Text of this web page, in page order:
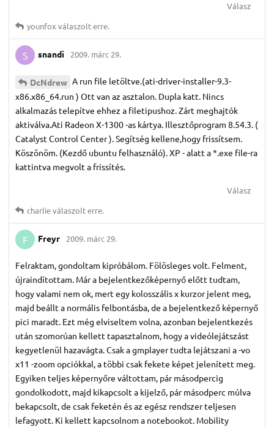
Válasz
younfox válaszolt erre.
S snandi 2009. márc 29.
DcNdrew A run file letöltve.(ati-driver-installer-9.3-
x86.x86_64.run ) Ott van az asztalon. Dupla katt. Nincs
alkalmazás telepítve ehhez a filetipushoz. Zárt meghajtók
aktiválva.Ati Radeon X-1300 -as kártya. Illesztőprogram 8.54.3. (
Catalyst Control Center ). Segítség kellene,hogy frissítsem.
Köszönöm. (Kezdő ubuntu felhasználó). XP - alatt a *.exe file-ra
kattintva megvolt a frissítés.
Válasz
charlieválaszolt erre.
F Freyr 2009. márc 29.
Felraktam, gondoltam kipróbálom. Fölösleges volt. Felment,
újraindítottam. Már a bejelentkezőképernyő előtt tudtam,
hogy valami nem ok, mert egy kolosszális x kurzor jelent meg,
majd beállt a normális felbontásba, de a bejelentkező képernyő
pici maradt. Ezt még elviseltem volna, azonban bejelentkezés
után szomorúan kellett tapasztalnom, hogy a videólejátszást
kegyetlenül hazavágta. Csak a gmplayer tudta lejátszani a -vo
x11 -zoom opciókkal, a többi csak fekete képet jelenített meg.
Egyiken teljes képernyőre váltottam, pár másodpercig
gondolkodott, majd kikapcsolt a kijelző, pár másodperc múlva
bekapcsolt, de csak feketén és az egész rendszer teljesen
lefagyott. Ki kellett kapcsolnom a notebookot. Mobility